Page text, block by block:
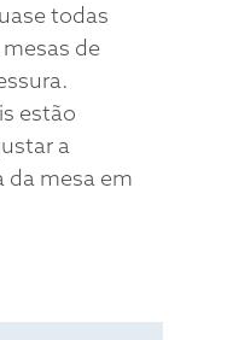
todas
de
estão
a
da mesa em